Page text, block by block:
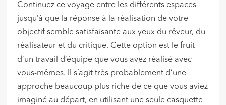
Continuez ce voyage entre les différents espaces
jusqu’à que la réponse à la réalisation de votre
objectif semble satisfaisante aux yeux du rêveur, du
réalisateur et du critique. Cette option est le fruit
d’un travail d’équipe que vous avez réalisé avec
vous-mêmes. Il s’agit très probablement d’une
approche beaucoup plus riche de ce que vous aviez
imaginé au départ, en utilisant une seule casquette